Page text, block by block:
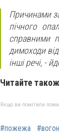
Причинами
пічного
справними
димоходи
інші речі, -
Читайте
Якщо ви помітили
#пожежа